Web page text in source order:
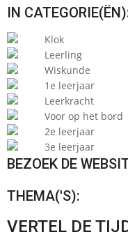
IN
Klok
Leerling
Wiskunde
1e leerjaar
Leerkracht
Voor op het bord
2e leerjaar
3e leerjaar
BEZOEK DE
THEMA('S):
VERTEL DE